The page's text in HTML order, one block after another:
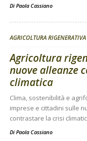
Di Paola Cassiano
AGRICOLTURA RIGENERATIVA
Agricoltura
nuove alleanze
climatica
Clima, sostenibilità e
imprese e cittadini sulle
contrastare la crisi
Di Paola Cassiano